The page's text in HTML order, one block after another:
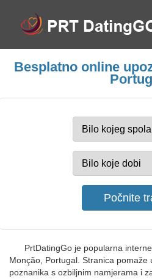
Besplatno online
PrtDatingGo je popularna
Monção, Portugal. Stranica pomaže
poznanika s ozbiljnim namjerama i